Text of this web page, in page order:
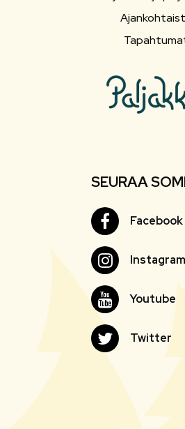
SEURAA
FacebookFacebook
InstagramInstagram
YoutubeYoutube
Twitter Twitter